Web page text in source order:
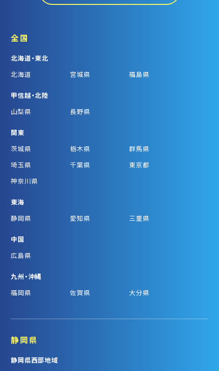
全国
北海道・東北
北海道
宮城県 福島県
甲信越・北陸
山梨県
長野県
関東
茨城県
栃木県
群馬県
埼玉県
千葉県
東京都
神奈川県
東海
静岡県
愛知県 三重県
中国
広島県
九州・沖縄
福岡県
佐賀県 大分県
静岡県
静岡県西部地域